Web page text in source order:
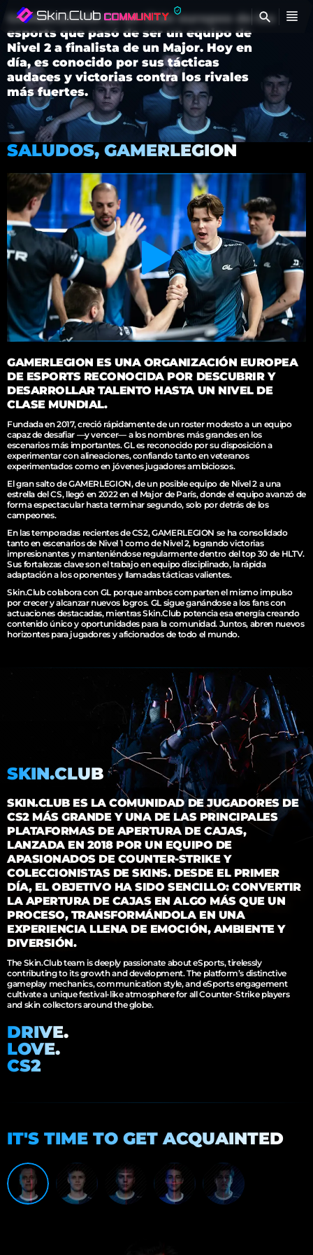
GAMERLEGION es un titán europeo de los
esports que pasó de ser un equipo de
Nivel 2 a finalista de un Major. Hoy en
día, es conocido por sus tácticas
audaces y victorias contra los rivales
más fuertes.
SALUDOS, GAMERLEGION
GAMERLEGION ES UNA ORGANIZACIÓN EUROPEA
DE ESPORTS RECONOCIDA POR DESCUBRIR Y
DESARROLLAR TALENTO HASTA UN NIVEL DE
CLASE MUNDIAL.
Fundada en 2017, creció rápidamente de un roster modesto a un equipo
capaz de desafiar —y vencer— a los nombres más grandes en los
escenarios más importantes. GL es reconocido por su disposición a
experimentar con alineaciones, confiando tanto en veteranos
experimentados como en jóvenes jugadores ambiciosos.
El gran salto de GAMERLEGION, de un posible equipo de Nivel 2 a una
estrella del CS, llegó en 2022 en el Major de París, donde el equipo avanzó de
forma espectacular hasta terminar segundo, solo por detrás de los
campeones.
En las temporadas recientes de CS2, GAMERLEGION se ha consolidado
tanto en escenarios de Nivel 1 como de Nivel 2, logrando victorias
impresionantes y manteniéndose regularmente dentro del top 30 de HLTV.
Sus fortalezas clave son el trabajo en equipo disciplinado, la rápida
adaptación a los oponentes y llamadas tácticas valientes.
Skin.Club colabora con GL porque ambos comparten el mismo impulso
por crecer y alcanzar nuevos logros. GL sigue ganándose a los fans con
actuaciones destacadas, mientras Skin.Club potencia esa energía creando
contenido único y oportunidades para la comunidad. Juntos, abren nuevos
horizontes para jugadores y aficionados de todo el mundo.
SKIN.CLUB
SKIN.CLUB ES LA COMUNIDAD DE JUGADORES DE
CS2 MÁS GRANDE Y UNA DE LAS PRINCIPALES
PLATAFORMAS DE APERTURA DE CAJAS,
LANZADA EN 2018 POR UN EQUIPO DE
APASIONADOS DE COUNTER-STRIKE Y
COLECCIONISTAS DE SKINS. DESDE EL PRIMER
DÍA, EL OBJETIVO HA SIDO SENCILLO: CONVERTIR
LA APERTURA DE CAJAS EN ALGO MÁS QUE UN
PROCESO, TRANSFORMÁNDOLA EN UNA
EXPERIENCIA LLENA DE EMOCIÓN, AMBIENTE Y
DIVERSIÓN.
The Skin.Club team is deeply passionate about eSports, tirelessly
contributing to its growth and development. The platform’s distinctive
gameplay mechanics, communication style, and eSports engagement
cultivate a unique festival-like atmosphere for all Counter-Strike players
and skin collectors around the globe.
DRIVE.
LOVE.
CS2
IT'S TIME TO GET ACQUAINTED